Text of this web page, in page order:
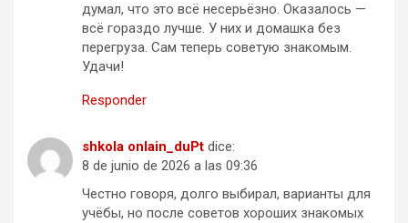
думал, что это всё несерьёзно. Оказалось —
всё гораздо лучше. У них и домашка без
перегруза. Сам теперь советую знакомым.
Удачи!
Responder
shkola onlain_duPt dice:
8 de junio de 2026 a las 09:36
Честно говоря, долго выбирал, варианты для
учёбы, но после советов хороших знакомых